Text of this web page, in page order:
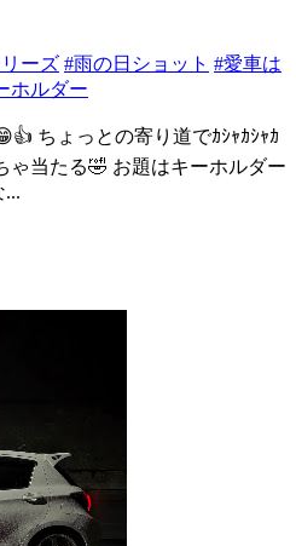
ーズ #雨の日ショット #愛車は
ホルダー
ちょっとの寄り道でｶｼｬｶｼｬｶ
ゃ当たる🤣 お題はキーホルダー
...